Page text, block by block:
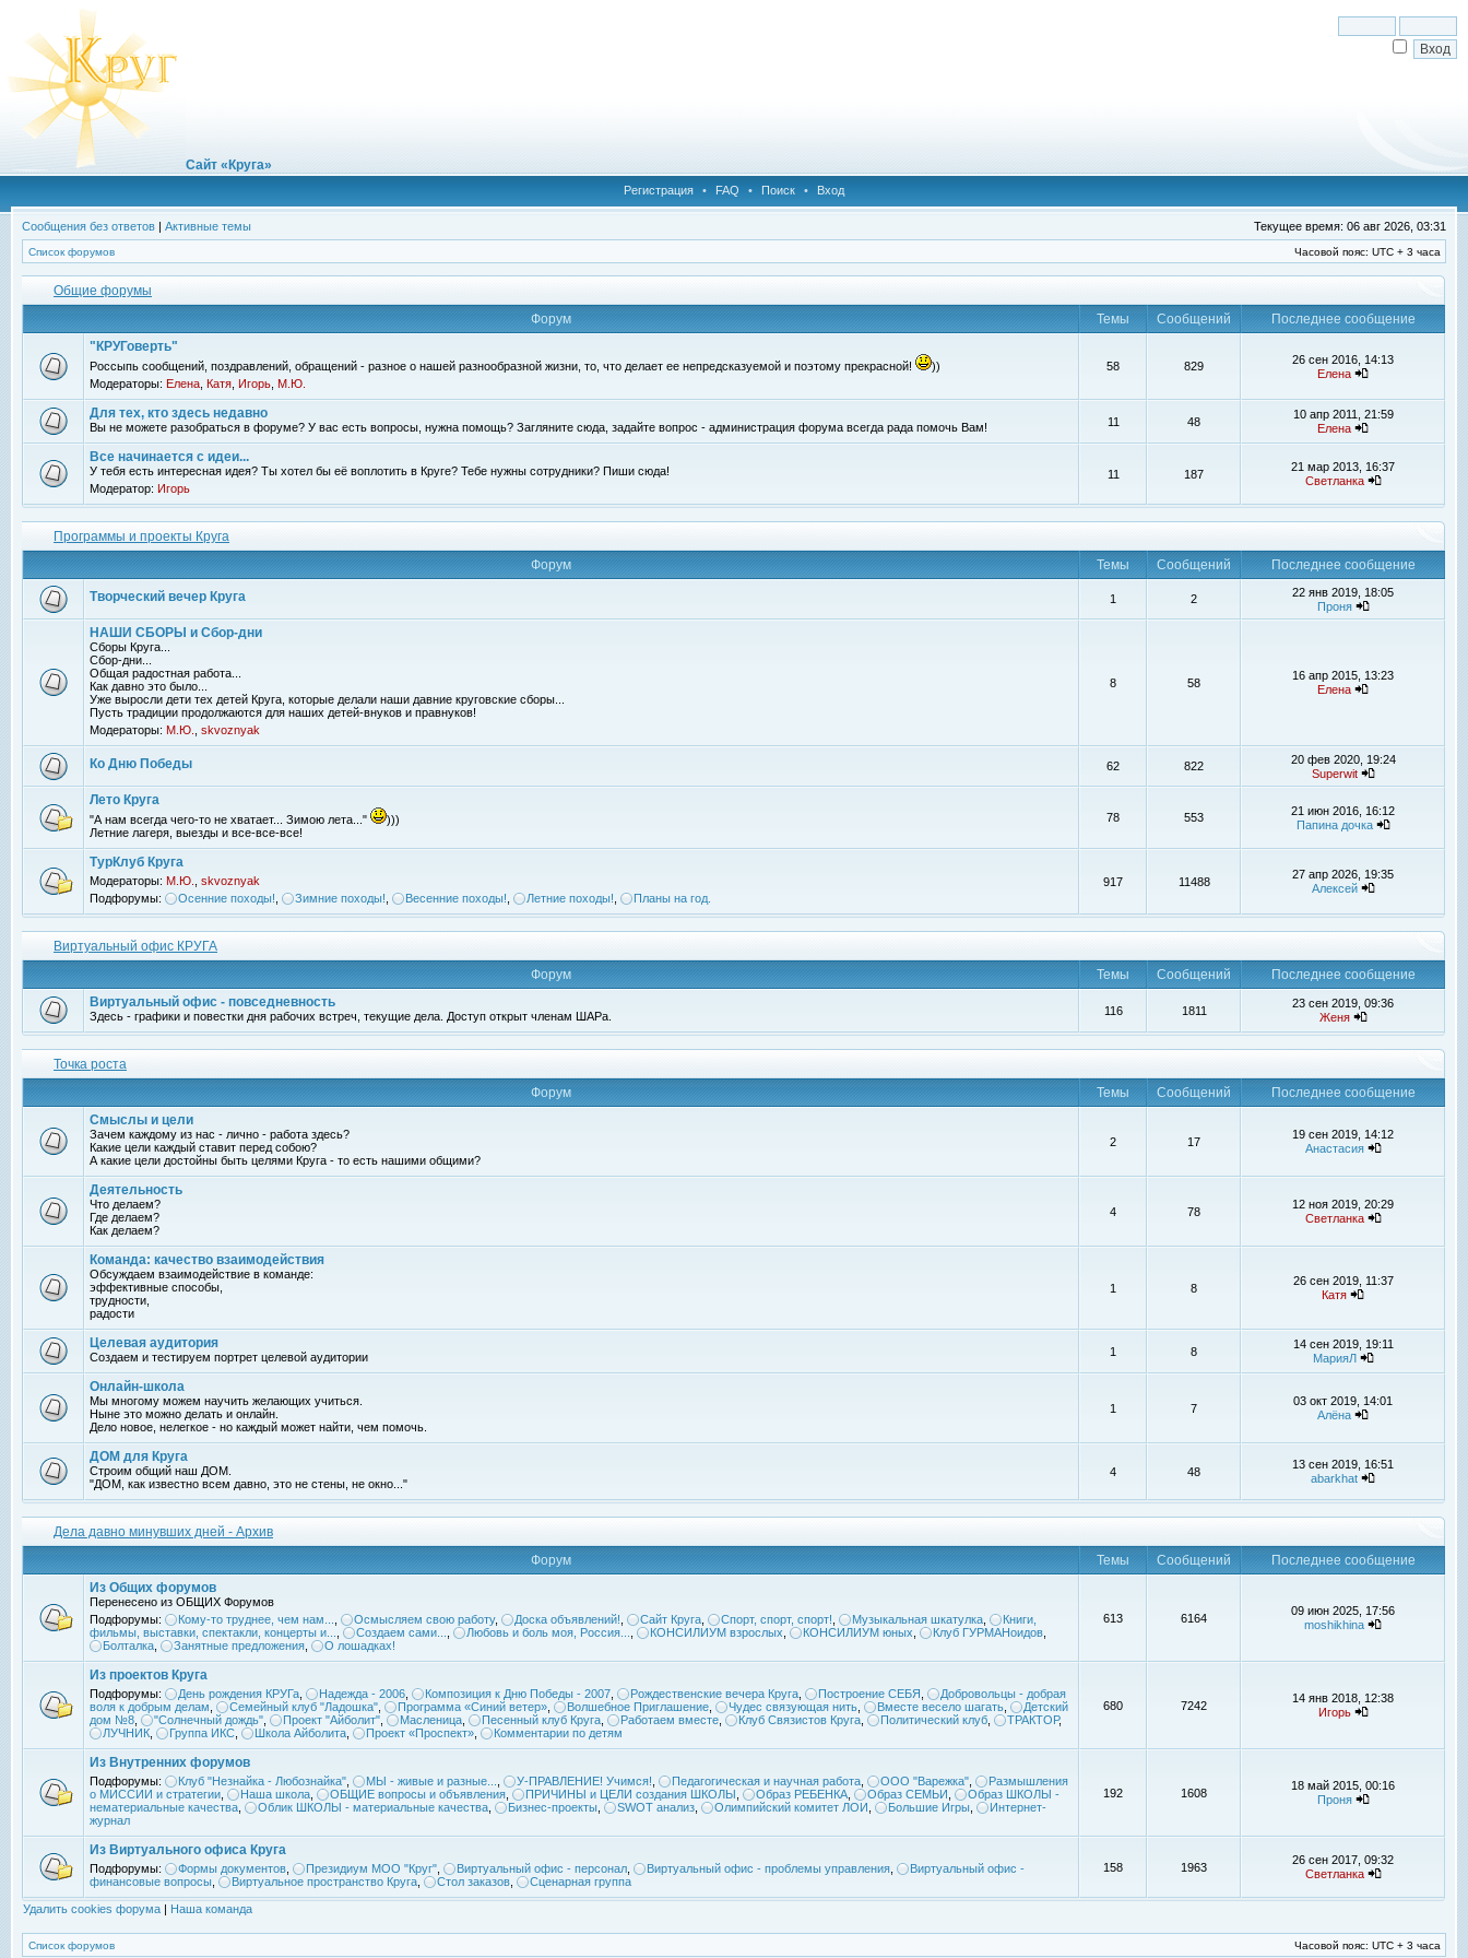
Сайт «Круга»
Регистрация • FAQ • Поиск • Вход
Сообщения без ответов | Активные темы Текущее время: 06 авг 2026, 03:31
Список форумов Часовой пояс: UTC + 3 часа
Общие форумы
Форум
Темы Сообщений
Последнее сообщение
"КРУГоверть"
Россыпь сообщений, поздравлений, обращений - разное о нашей разнообразной жизни, то, что делает ее непредсказуемой и поэтому прекрасной!
))
Модераторы: Елена Катя Игорь М.Ю.
58 829
26 сен 2016, 14:13
Елена
Для тех, кто здесь недавно
Вы не можете разобраться в форуме? У вас есть вопросы, нужна помощь? Загляните сюда, задайте вопрос - администрация форума всегда рада помочь Вам! 11 48
10 апр 2011, 21:59
Елена
Все начинается с идеи...
У тебя есть интересная идея? Ты хотел бы её воплотить в Круге? Тебе нужны сотрудники? Пиши сюда!
Модератор: Игорь
11 187
21 мар 2013, 16:37
Светланка
Программы и проекты Круга
Форум
Темы Сообщений Последнее сообщение
Творческий вечер Круга 1 2
22 янв 2019, 18:05
Проня
НАШИ СБОРЫ и Сбор-дни
Сборы Круга...
Сбор-дни...
Общая радостная работа...
Как давно это было...
Уже выросли дети тех детей Круга, которые делали наши давние круговские сборы...
Пусть традиции продолжаются для наших детей-внуков и правнуков!
Модераторы: М.Ю. skvoznyak
8 58
16 апр 2015, 13:23
Елена
Ко Дню Победы 62 822
20 фев 2020, 19:24
Superwit
Лето Круга
"А нам всегда чего-то не хватает... Зимою лета..."
)))
Летние лагеря, выезды и все-все-все!
78 553
21 июн 2016, 16:12
Папина дочка
ТурКлуб Круга
Модераторы: М.Ю.
skvoznyak
Подфорумы:
Осенние походы! Зимние походы! Весенние походы! Летние походы! Планы на год.
917 11488
27 апр 2026, 19:35
Алексей
Виртуальный офис КРУГА
Форум
Темы Сообщений
Последнее сообщение
Виртуальный офис - повседневность
Здесь - графики и повестки дня рабочих встреч, текущие дела. Доступ открыт членам ШАРа. 116 1811
23 сен 2019, 09:36
Женя
Точка роста
Форум
Темы Сообщений
Последнее сообщение
Смыслы и цели
Зачем каждому из нас - лично - работа здесь?
Какие цели каждый ставит перед собою?
А какие цели достойны быть целями Круга - то есть нашими общими?
2 17
19 сен 2019, 14:12
Анастасия
Деятельность
Что делаем?
Где делаем?
Как делаем?
4 78
12 ноя 2019, 20:29
Светланка
Команда: качество взаимодействия
Обсуждаем взаимодействие в команде:
эффективные способы,
трудности,
радости
1 8
26 сен 2019, 11:37
Катя
Целевая аудитория
Создаем и тестируем портрет целевой аудитории 1 8
14 сен 2019, 19:11
МарияЛ
Онлайн-школа
Мы многому можем научить желающих учиться.
Ныне это можно делать и онлайн.
Дело новое, нелегкое - но каждый может найти, чем помочь.
1 7
03 окт 2019, 14:01
Алёна
ДОМ для Круга
Строим общий наш ДОМ.
"ДОМ, как известно всем давно, это не стены, не окно..."
4 48
13 сен 2019, 16:51
abarkhat
Дела давно минувших дней - Архив
Форум
Темы Сообщений
Последнее сообщение
Из Общих форумов
Перенесено из ОБЩИХ Форумов
Подфорумы:
Кому-то труднее, чем нам... Осмысляем свою работу, Доска объявлений! Сайт Круга Спорт, спорт, спорт! Музыкальная шкатулка
Книги,
фильмы, выставки, спектакли, концерты и...
Создаем сами... Любовь и боль моя, Россия... КОНСИЛИУМ взрослых КОНСИЛИУМ юных Клуб ГУРМАНоидов
Болталка
Занятные предложения О лошадках!
613 6164
09 июн 2025, 17:56
moshikhina
Из проектов Круга
Подфорумы: День рождения КРУГа Надежда - 2006 Композиция к Дню Победы - 2007 Рождественские вечера Круга Построение СЕБЯ
Добровольцы - добрая
воля к добрым делам
Семейный клуб "Ладошка" Программа «Синий ветер» Волшебное Приглашение Чудес связующая нить Вместе весело шагать
Детский
дом №8
"Солнечный дождь" Проект "Айболит" Масленица Песенный клуб Круга Работаем вместе Клуб Связистов Круга Политический клуб ТРАКТОР,
ЛУЧНИК
Группа ИКС Школа Айболита Проект «Проспект» Комментарии по детям
680 7242
14 янв 2018, 12:38
Игорь
Из Внутренних форумов
Подфорумы: Клуб "Незнайка - Любознайка" МЫ - живые и разные... У-ПРАВЛЕНИЕ! Учимся! Педагогическая и научная работа ООО "Варежка"
Размышления
о МИССИИ и стратегии
Наша школа ОБЩИЕ вопросы и объявления ПРИЧИНЫ и ЦЕЛИ создания ШКОЛЫ Образ РЕБЕНКА Образ СЕМЬИ
Образ ШКОЛЫ -
нематериальные качества
Облик ШКОЛЫ - материальные качества Бизнес-проекты SWOT анализ Олимпийский комитет ЛОИ Большие Игры
Интернет-
журнал
192 1608
18 май 2015, 00:16
Проня
Из Виртуального офиса Круга
Подфорумы: Формы документов Президиум МОО "Круг" Виртуальный офис - персонал Виртуальный офис - проблемы управления
Виртуальный офис -
финансовые вопросы
Виртуальное пространство Круга Стол заказов Сценарная группа
158 1963
26 сен 2017, 09:32
Светланка
Удалить cookies форума | Наша команда
Список форумов Часовой пояс: UTC + 3 часа